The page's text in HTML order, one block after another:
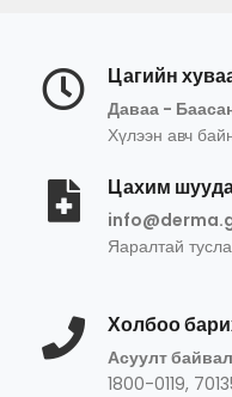
Цагийн
Даваа -
Хүлээн авч
Цахим
Яаралтай
Холбоо
Асуулт
1800-0119,